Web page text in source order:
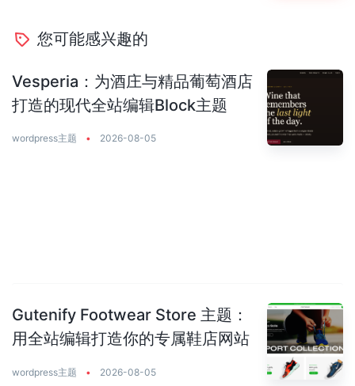
您可能感兴趣的
Vesperia：为酒庄与精品葡萄酒店
打造的现代全站编辑Block主题
wordpress主题 • 2026-08-05
Gutenify Footwear Store 主题：
用全站编辑打造你的专属鞋店网站
wordpress主题 • 2026-08-05